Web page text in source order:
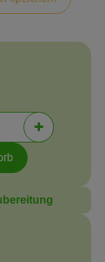
PortionenPortionen